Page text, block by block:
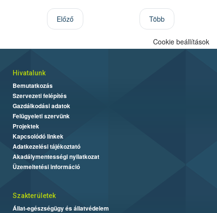
Előző Több
Cookie beállítások
Hivatalunk
Bemutatkozás
Szervezeti felépítés
Gazdálkodási adatok
Felügyeleti szervünk
Projektek
Kapcsolódó linkek
Adatkezelési tájékoztató
Akadálymentességi nyilatkozat
Üzemeltetési információ
Szakterületek
Állat-egészségügy és állatvédelem